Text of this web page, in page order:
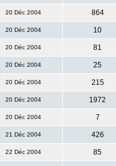
20 Déc 2004 864
20 Déc 2004 10
20 Déc 2004 81
20 Déc 2004 25
20 Déc 2004 215
20 Déc 2004 1972
20 Déc 2004 7
21 Déc 2004 426
22 Déc 2004 85